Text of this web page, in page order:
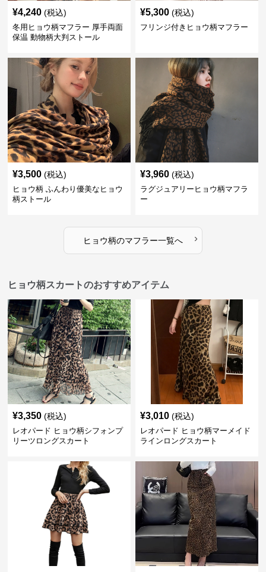
¥4,240 (税込)
冬用ヒョウ柄マフラー 厚手両面
保温 動物柄大判ストール
¥5,300 (税込)
フリンジ付きヒョウ柄マフラー
¥3,500 (税込)
ヒョウ柄 ふんわり優美なヒョウ
柄ストール
¥3,960 (税込)
ラグジュアリーヒョウ柄マフラ
ー
ヒョウ柄のマフラー一覧へ ›
ヒョウ柄スカートのおすすめアイテム
¥3,350 (税込)
レオパード ヒョウ柄シフォンプ
リーツロングスカート
¥3,010 (税込)
レオパード ヒョウ柄マーメイド
ラインロングスカート